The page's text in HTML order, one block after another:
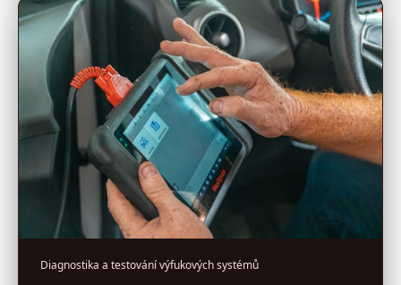
Diagnostika a testování výfukových systémů